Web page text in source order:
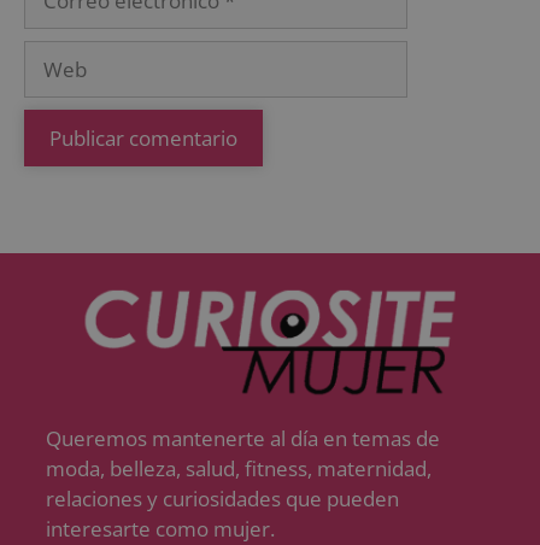
Queremos mantenerte al día en temas de
moda, belleza, salud, fitness, maternidad,
relaciones y curiosidades que pueden
interesarte como mujer.